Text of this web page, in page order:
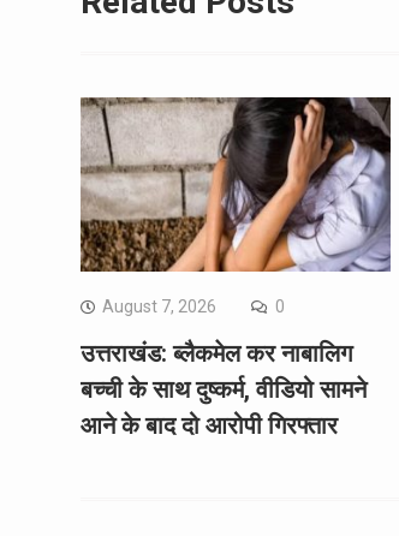
August 7, 2026 0
उत्तराखंड: ब्लैकमेल कर नाबालिग
बच्ची के साथ दुष्कर्म, वीडियो सामने
आने के बाद दो आरोपी गिरफ्तार